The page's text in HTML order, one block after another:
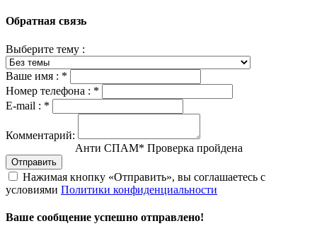
Обратная связь
Выберите тему :
Ваше имя : *
Номер телефона : *
E-mail : *
Комментарий:
Анти СПАМ* Проверка пройдена
Отправить
Нажимая кнопку «Отправить», вы соглашаетесь с
условиями Политики конфиденциальности
Ваше сообщение успешно отправлено!